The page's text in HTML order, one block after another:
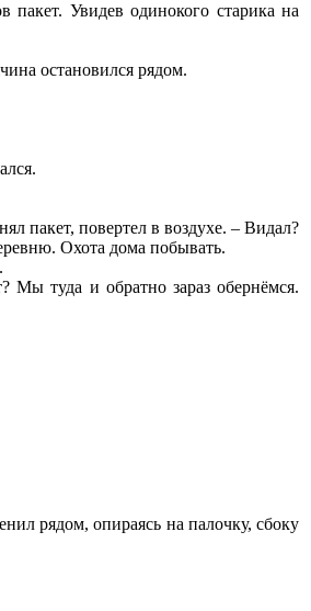
Увидев одинокого старика на
остановился рядом.
пакет, повертел в воздухе. – Видал?
Охота дома побывать.
Мы туда и обратно зараз обернёмся.
рядом, опираясь на палочку, сбоку